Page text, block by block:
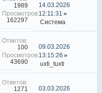
1989
162297
14.03.2026
12:11:31
Система
100
43690
09.03.2026
13:15:26
uxti_tuxti
1271
03.03.2026